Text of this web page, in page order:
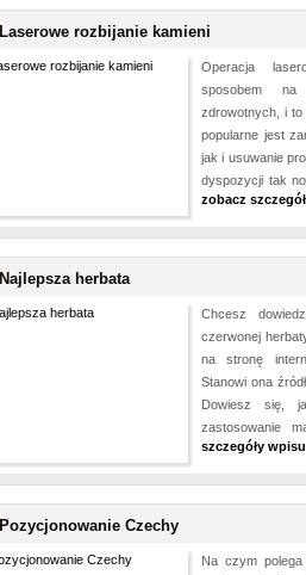
Laserowe rozbijanie kamieni
Operacja
sposobem na
zdrowotnych, i
popularne jest
jak i usuwanie
dyspozycji tak
zobacz
Najlepsza herbata
Chcesz
czerwonej
na stronę
Stanowi ona
Dowiesz się,
zastosowanie
szczegóły wpisu
Pozycjonowanie Czechy
Na czym